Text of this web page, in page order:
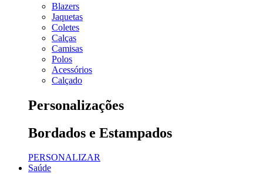
Blazers
Jaquetas
Coletes
Calças
Camisas
Polos
Acessórios
Calçado
Personalizações
Bordados e Estampados
PERSONALIZAR
Saúde